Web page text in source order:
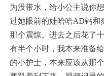
为没带水，给小公主说你
过她眼前的娃哈哈AD钙和
那个震惊。进去之后花了
有半个小时，我本来准备
的小护士，本来应该从那